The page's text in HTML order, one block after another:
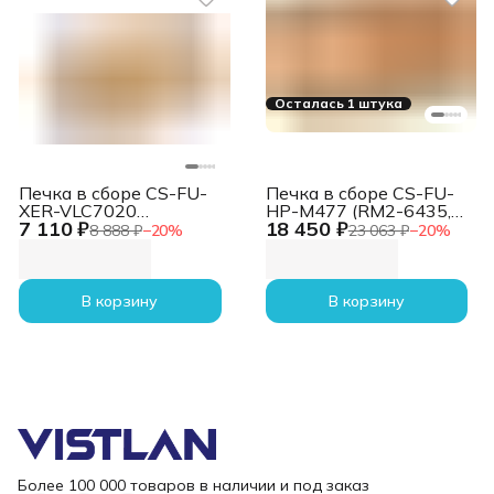
7 110 ₽8 888 ₽−20%
Печка в сборе CS-FU-
XER-VLC7020
(115R00115-reman)
180000стр.
В корзину
Осталась 1 штука
18 450 ₽23 063 ₽−20%
Печка в сборе CS-FU-
HP-M477 (RM2-6435,
RM2-6461-reman) для
fdw 100000стр.
В корзину
Более 100 000 товаров в наличии и под заказ